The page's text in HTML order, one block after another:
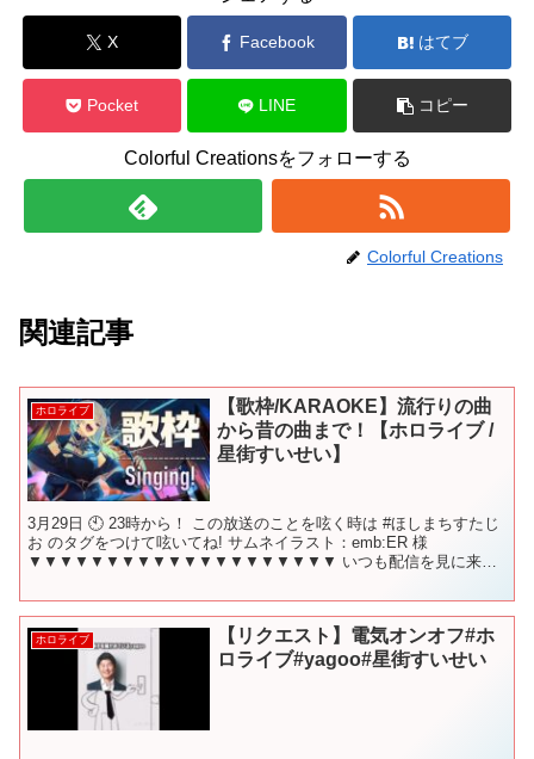
X Facebook はてブ
Pocket LINE コピー
Colorful Creationsをフォローする
Colorful Creations
関連記事
ホロライブ
【歌枠/KARAOKE】流行りの曲
から昔の曲まで！【ホロライブ /
星街すいせい】
3月29日 🕙 23時から！ この放送のことを呟く時は #ほしまちすたじ
お のタグをつけて呟いてね! サムネイラスト：emb:ER 様
▼▼▼▼▼▼▼▼▼▼▼▼▼▼▼▼▼▼▼▼ いつも配信を見に来て
ホロライブ
【リクエスト】電気オンオフ#ホ
ロライブ#yagoo#星街すいせい